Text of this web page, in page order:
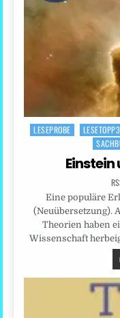
Posted
LESEPROBE
Eine populäre
(Neuübersetzung).
Theorien haben
Wissenschaft